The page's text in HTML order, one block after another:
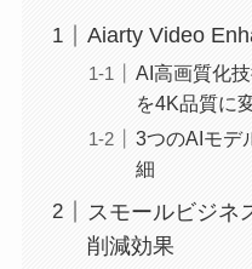
Aiarty Video
AI高画質化
を4K品質に
3つのAIモデ
細
スモールビジネ
削減効果